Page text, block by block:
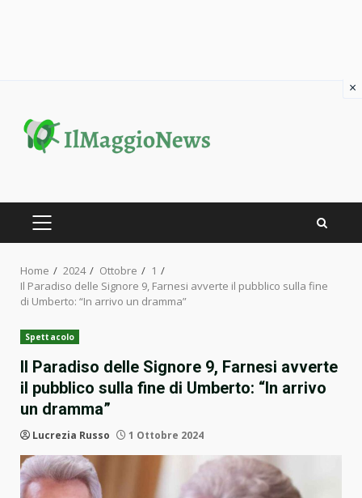
content
PRIMARY
Home 2024 Ottobre
1
Il Paradiso delle Signore 9, Farnesi avverte il pubblico sulla fine
di Umberto: “In arrivo un dramma”
Spettacolo
Il Paradiso delle Signore 9, Farnesi avverte
il pubblico sulla fine di Umberto: “In arrivo
un dramma”
Lucrezia Russo 1 Ottobre 2024
×